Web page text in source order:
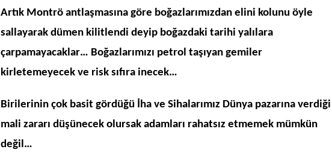
Artık Montrö antlaşmasına göre boğazlarımızdan elini kolunu öyle
sallayarak dümen kilitlendi deyip boğazdaki tarihi yalılara
çarpamayacaklar… Boğazlarımızı petrol taşıyan gemiler
kirletemeyecek ve risk sıfıra inecek…
Birilerinin çok basit gördüğü İha ve Sihalarımız Dünya pazarına verdiği
mali zararı düşünecek olursak adamları rahatsız etmemek mümkün
değil…